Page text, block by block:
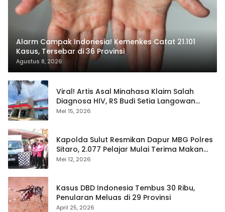
Alarm Campak Indonesia! Kemenkes Catat 21.101
Kasus, Tersebar di 36 Provinsi
Agustus 8, 2026
Viral! Artis Asal Minahasa Klaim Salah
Diagnosa HIV, RS Budi Setia Langowan
Disorot Publik
Mei 15, 2026
Kapolda Sulut Resmikan Dapur MBG Polres
Sitaro, 2.077 Pelajar Mulai Terima Makan
Gratis
Mei 12, 2026
Kasus DBD Indonesia Tembus 30 Ribu,
Penularan Meluas di 29 Provinsi
April 25, 2026